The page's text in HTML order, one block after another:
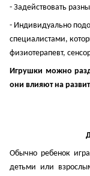
- Задействовать
- Индивидуально
специалистами,
физиотерапевт,
Игрушки можно
они влияют на
Обычно ребенок
детьми или